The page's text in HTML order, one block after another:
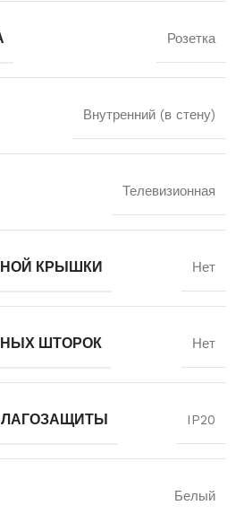
Розетка
Внутренний (в стену)
Телевизионная
КРЫШКИ Нет
ШТОРОК Нет
IP20
Белый